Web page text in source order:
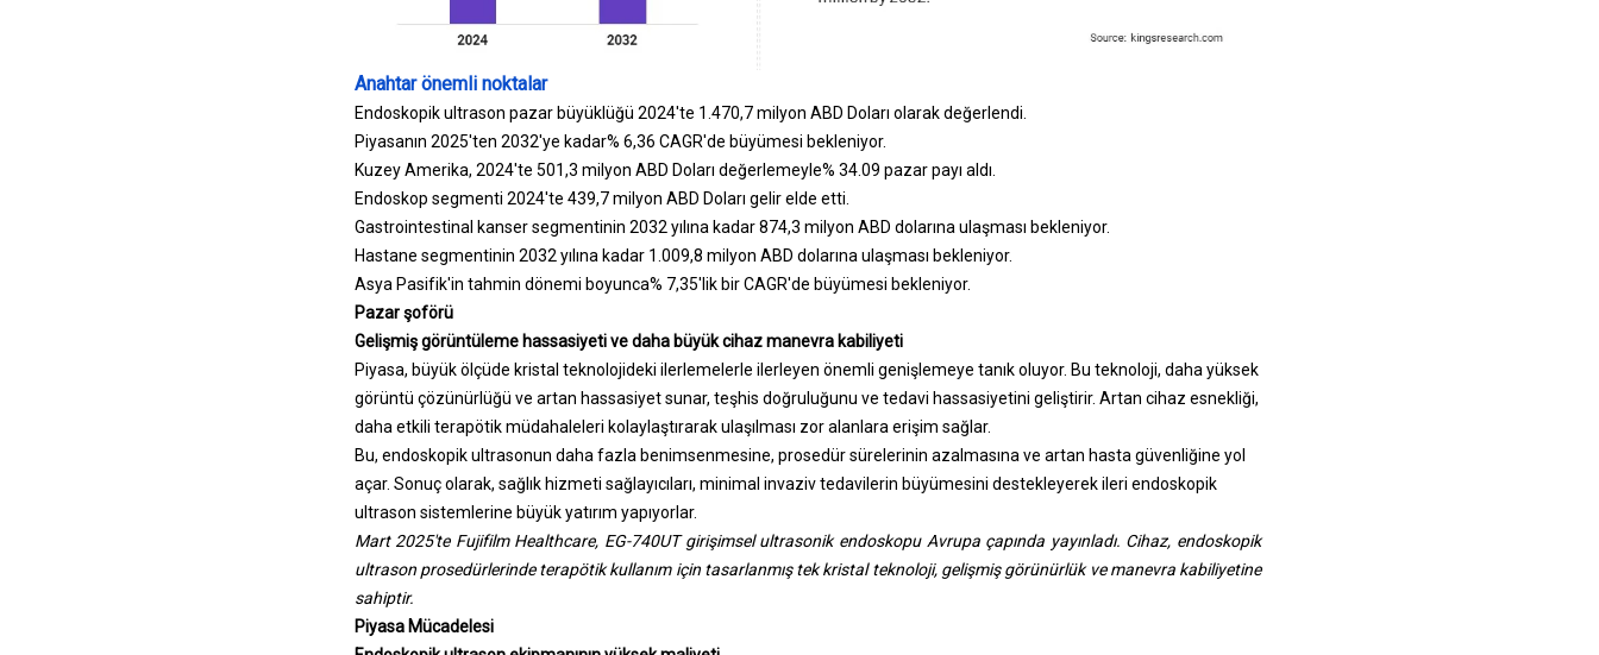
Anahtar önemli noktalar
Endoskopik ultrason pazar büyüklüğü 2024'te 1.470,7 milyon ABD Doları olarak değerlendi.
Piyasanın 2025'ten 2032'ye kadar% 6,36 CAGR'de büyümesi bekleniyor.
Kuzey Amerika, 2024'te 501,3 milyon ABD Doları değerlemeyle% 34.09 pazar payı aldı.
Endoskop segmenti 2024'te 439,7 milyon ABD Doları gelir elde etti.
Gastrointestinal kanser segmentinin 2032 yılına kadar 874,3 milyon ABD dolarına ulaşması bekleniyor.
Hastane segmentinin 2032 yılına kadar 1.009,8 milyon ABD dolarına ulaşması bekleniyor.
Asya Pasifik'in tahmin dönemi boyunca% 7,35'lik bir CAGR'de büyümesi bekleniyor.
Pazar şoförü
Gelişmiş görüntüleme hassasiyeti ve daha büyük cihaz manevra kabiliyeti
Piyasa, büyük ölçüde kristal teknolojideki ilerlemelerle ilerleyen önemli genişlemeye tanık oluyor. Bu teknoloji, daha yüksek
görüntü çözünürlüğü ve artan hassasiyet sunar, teşhis doğruluğunu ve tedavi hassasiyetini geliştirir. Artan cihaz esnekliği,
daha etkili terapötik müdahaleleri kolaylaştırarak ulaşılması zor alanlara erişim sağlar.
Bu, endoskopik ultrasonun daha fazla benimsenmesine, prosedür sürelerinin azalmasına ve artan hasta güvenliğine yol
açar. Sonuç olarak, sağlık hizmeti sağlayıcıları, minimal invaziv tedavilerin büyümesini destekleyerek ileri endoskopik
ultrason sistemlerine büyük yatırım yapıyorlar.
Mart 2025'te Fujifilm Healthcare, EG-740UT girişimsel ultrasonik endoskopu Avrupa çapında yayınladı. Cihaz, endoskopik
ultrason prosedürlerinde terapötik kullanım için tasarlanmış tek kristal teknoloji, gelişmiş görünürlük ve manevra kabiliyetine
sahiptir.
Piyasa Mücadelesi